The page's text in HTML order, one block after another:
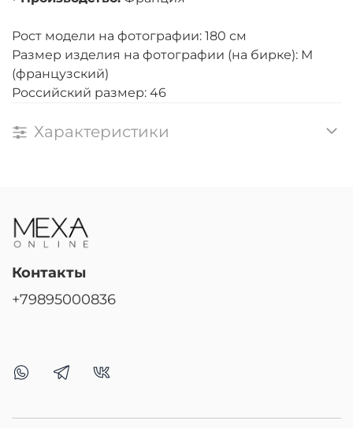
Рост модели на фотографии: 180 см
Размер изделия на фотографии (на бирке): M
(французский)
Российский размер: 46
Характеристики
Контакты
+79895000836